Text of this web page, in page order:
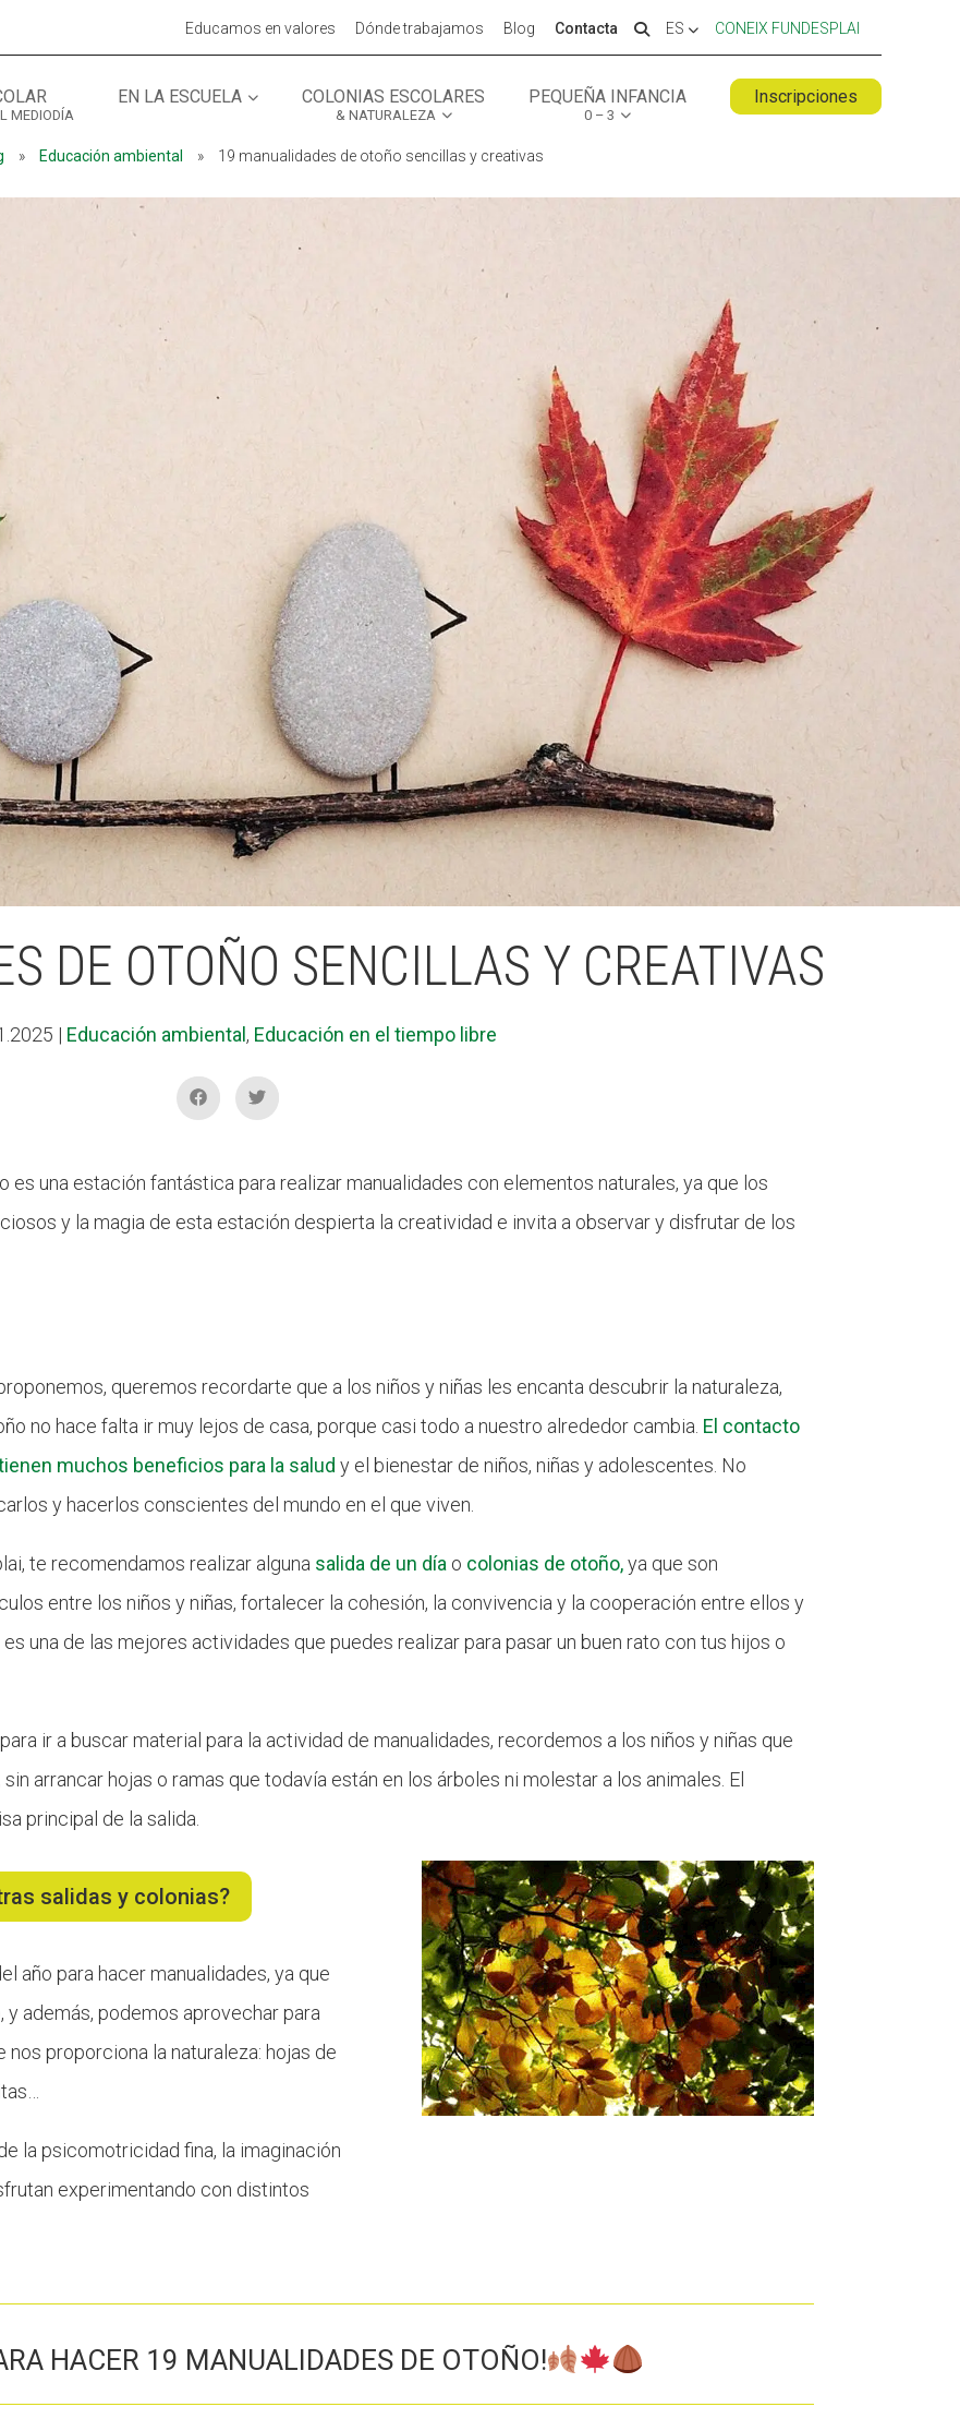
Educamos en valores Dónde trabajamos Blog Contacta ES CONEIX FUNDESPLAI
MEDIODÍA
EN LA ESCUELA COLONIAS ESCOLARES
& NATURALEZA
PEQUEÑA INFANCIA
0 – 3
Inscripciones
» Educación ambiental » 19 manualidades de otoño sencillas y creativas
DE OTOÑO SENCILLAS Y CREATIVAS
| Educación ambiental , Educación en el tiempo libre
es una estación fantástica para realizar manualidades con elementos naturales, ya que los
y la magia de esta estación despierta la creatividad e invita a observar y disfrutar de los
queremos recordarte que a los niños y niñas les encanta descubrir la naturaleza,
no hace falta ir muy lejos de casa, porque casi todo a nuestro alrededor cambia. El contacto
muchos beneficios para la salud y el bienestar de niños, niñas y adolescentes. No
y hacerlos conscientes del mundo en el que viven.
te recomendamos realizar alguna salida de un día o colonias de otoño,ya que son
entre los niños y niñas, fortalecer la cohesión, la convivencia y la cooperación entre ellos y
una de las mejores actividades que puedes realizar para pasar un buen rato con tus hijos o
ir a buscar material para la actividad de manualidades, recordemos a los niños y niñas que
arrancar hojas o ramas que todavía están en los árboles ni molestar a los animales. El
principal de la salida.
salidas y colonias?
año para hacer manualidades, ya que
además, podemos aprovechar para
proporciona la naturaleza: hojas de
la psicomotricidad fina, la imaginación
experimentando con distintos
HACER 19 MANUALIDADES DE OTOÑO!
ESCOLAR ALBERG CENTRE ESPLAI
Butlletins
Diari de la Fundació
Fundesplai als mitjans
Xarxes socials
Fes voluntariat
Fes un donatiu
Treballa amb nosaltres